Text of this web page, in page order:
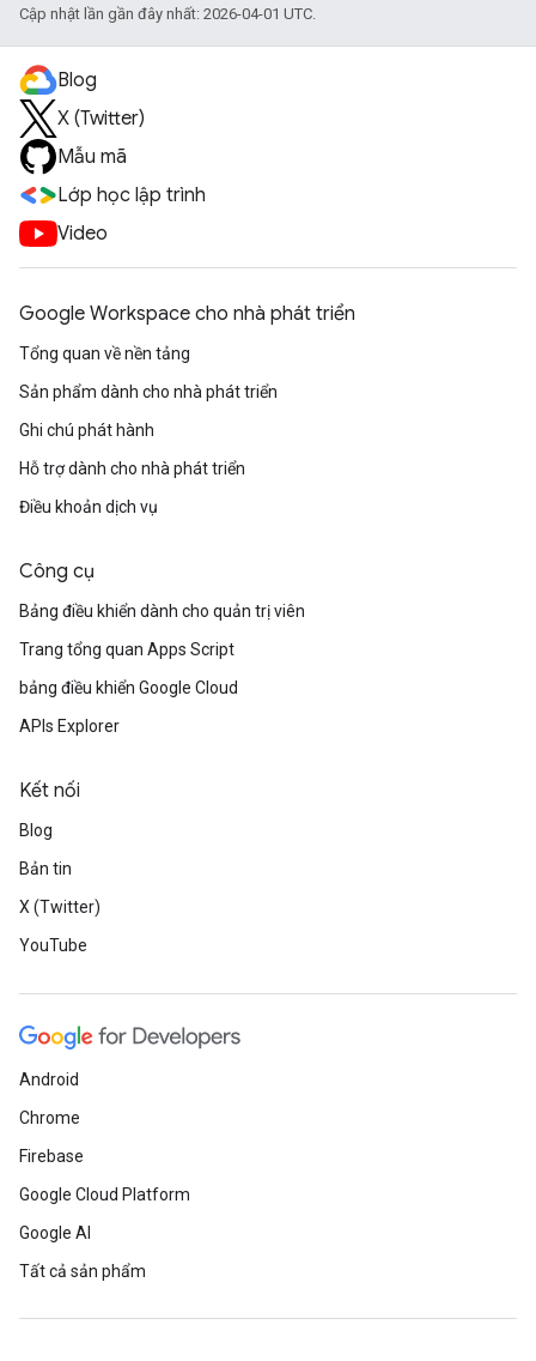
Cập nhật lần gần đây nhất: 2026-04-01 UTC.
Blog
X (Twitter)
Mẫu mã
Lớp học lập trình
Video
Google Workspace cho nhà phát triển
Tổng quan về nền tảng
Sản phẩm dành cho nhà phát triển
Ghi chú phát hành
Hỗ trợ dành cho nhà phát triển
Điều khoản dịch vụ
Công cụ
Bảng điều khiển dành cho quản trị viên
Trang tổng quan Apps Script
bảng điều khiển Google Cloud
APIs Explorer
Kết nối
Blog
Bản tin
X (Twitter)
YouTube
Android
Chrome
Firebase
Google Cloud Platform
Google AI
Tất cả sản phẩm